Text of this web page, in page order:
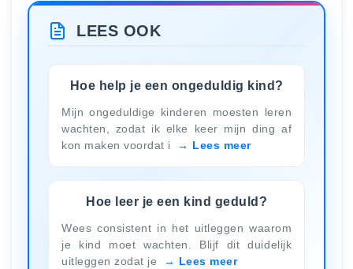
LEES OOK
Hoe help je een ongeduldig kind?
Mijn ongeduldige kinderen moesten leren
wachten, zodat ik elke keer mijn ding af
kon maken voordat i
Lees meer
Hoe leer je een kind geduld?
Wees consistent in het uitleggen waarom
je kind moet wachten. Blijf dit duidelijk
uitleggen zodat je
Lees meer